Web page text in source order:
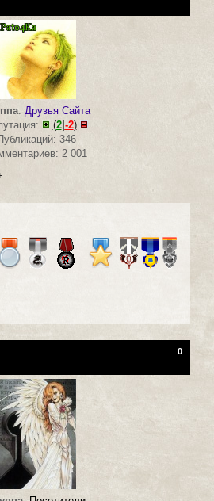
: Друзья Сайта
(2| -2)
346
2 001
0